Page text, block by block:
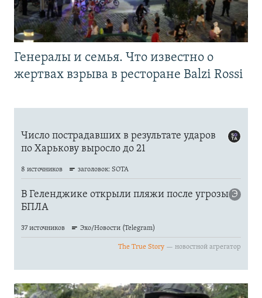
Генералы и семья. Что известно о
жертвах взрыва в ресторане Balzi Rossi